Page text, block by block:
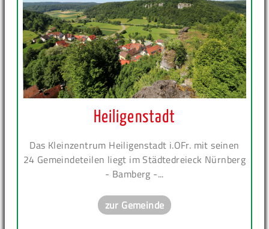
Heiligenstadt
Das Kleinzentrum Heiligenstadt i.OFr. mit seinen
24 Gemeindeteilen liegt im Städtedreieck Nürnberg
- Bamberg -...
zur Gemeinde